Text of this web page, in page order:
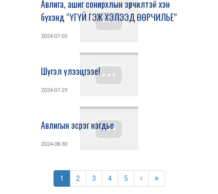
Авлига, ашиг сонирхлын зөрчилтэй хэн
бүхэнд “ҮГҮЙ ГЭЖ ХЭЛЭЭД ӨӨРЧИЛЬЕ”
2024-07-05
Шүгэл үлээцгээе!
2024-07-29
Авлигын эсрэг нэгдье
2024-08-30
1 2 3 4 5